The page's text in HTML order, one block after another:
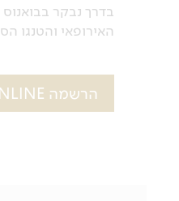
בדרך נבקר
האירופאי והטנגו
הרשמה ONLINE